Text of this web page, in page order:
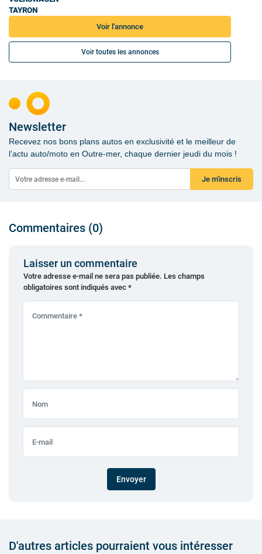
TAYRON
Voir l'annonce
Voir toutes les annonces
Newsletter
Recevez nos bons plans autos en exclusivité et le meilleur de
l’actu auto/moto en Outre-mer, chaque dernier jeudi du mois !
Je m'inscris
Commentaires (0)
Laisser un commentaire
Votre adresse e-mail ne sera pas publiée. Les champs
obligatoires sont indiqués avec *
Envoyer
D'autres articles pourraient vous intéresser